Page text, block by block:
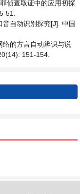
侦查取证中的应用初探
51.
自动识别探究[J]. 中国
络的方言自动辨识与说
151-154.